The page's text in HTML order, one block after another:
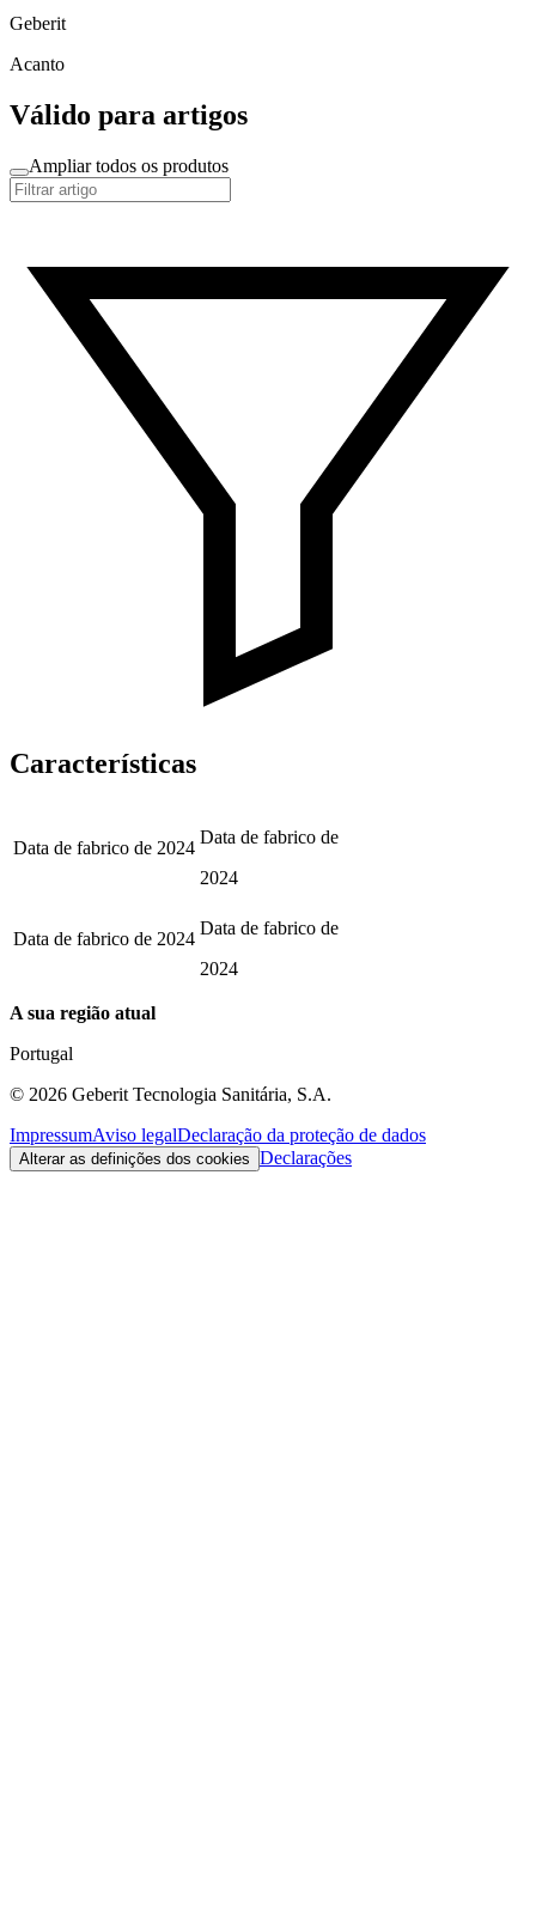
Geberit
Acanto
Válido para artigos
Ampliar todos os produtos
Características
Data de fabrico de 2024
Data de fabrico de
2024
Data de fabrico de 2024
Data de fabrico de
2024
A sua região atual
Portugal
© 2026 Geberit Tecnologia Sanitária, S.A.
ImpressumAviso legalDeclaração da proteção de dados
Alterar as definições dos cookies Declarações